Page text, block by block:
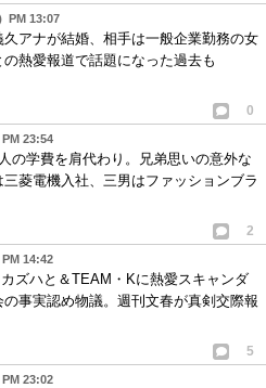
PM 13:07
久アナが結婚、相手は一般企業勤務の女
熱愛報道で話題になった過去も
0
23:54
の学費を肩代わり。兄弟思いの意外な
菱電機入社、三男はファッションブラ
2
14:42
ズハと＆TEAM・Kに熱愛スキャンダ
事実認め物議。週刊文春が真剣交際報
5
23:02